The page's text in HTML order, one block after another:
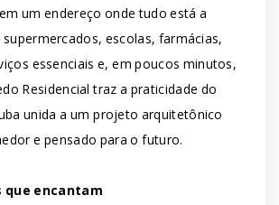
um endereço onde tudo está a
escolas, farmácias,
essenciais e, em poucos minutos,
Residencial traz a praticidade do
unida a um projeto arquitetônico
e pensado para o futuro.
que encantam